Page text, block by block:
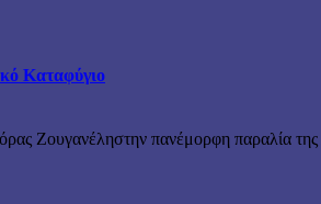
Καταφύγιο
Ζουγανέληστην πανέμορφη παραλία της